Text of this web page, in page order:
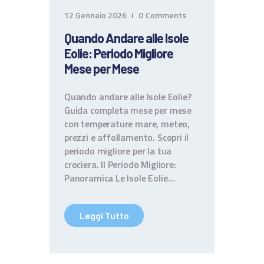
CONTATTI
12 Gennaio 2026 0 Comments
Quando Andare alle Isole
Eolie: Periodo Migliore
Mese per Mese
Quando andare alle Isole Eolie?
Guida completa mese per mese
con temperature mare, meteo,
prezzi e affollamento. Scopri il
periodo migliore per la tua
crociera. Il Periodo Migliore:
Panoramica Le Isole Eolie…
Leggi Tutto